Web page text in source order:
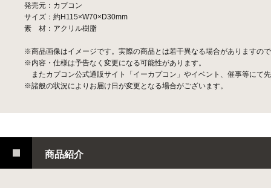
発売元：カプコン
サイズ：約H115×W70×D30mm
素 材：アクリル樹脂
※商品画像はイメージです。実際の商品とは若干異なる場合がありますの
※内容・仕様は予告なく変更になる可能性があります。
またカプコン公式通販サイト「イーカプコン」やイベント、催事等にて
※諸般の状況によりお届け日が変更となる場合がございます。
商品紹介